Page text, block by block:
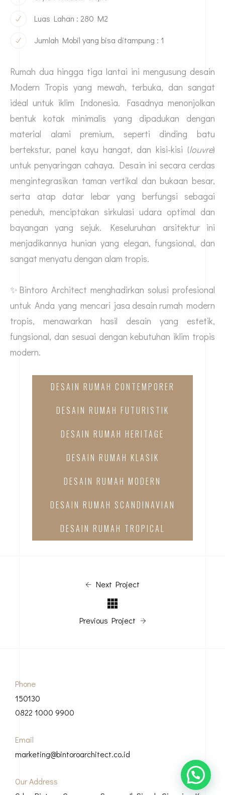
Luas Lahan : 280 M2
Jumlah Mobil yang bisa ditampung : 1
Rumah dua hingga tiga lantai ini mengusung desain
Modern Tropis yang mewah, terbuka, dan sangat
ideal untuk iklim Indonesia. Fasadnya menonjolkan
bentuk kotak minimalis yang dipadukan dengan
material alami premium, seperti dinding batu
bertekstur, panel kayu hangat, dan kisi-kisi (louvre)
untuk penyaringan cahaya. Desain ini secara cerdas
mengintegrasikan taman vertikal dan bukaan besar,
serta atap datar lebar yang berfungsi sebagai
peneduh, menciptakan sirkulasi udara optimal dan
bayangan yang sejuk. Keseluruhan arsitektur ini
menjadikannya hunian yang elegan, fungsional, dan
sangat menyatu dengan alam tropis.
✨Bintoro Architect menghadirkan solusi profesional
untuk Anda yang mencari jasa desain rumah modern
tropis, menawarkan hasil desain yang estetik,
fungsional, dan sesuai dengan kebutuhan iklim tropis
modern.
DESAIN RUMAH CONTEMPORER
DESAIN RUMAH FUTURISTIK
DESAIN RUMAH HERITAGE
DESAIN RUMAH KLASIK
DESAIN RUMAH MODERN
DESAIN RUMAH SCANDINAVIAN
DESAIN RUMAH TROPICAL
Next Project
Previous Project
Phone
150130
0822 1000 9900
Email
marketing@bintoroarchitect.co.id
Our Address